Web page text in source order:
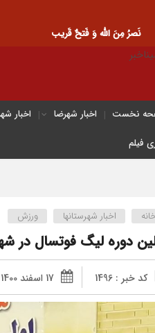
نَصرُ مِنَ الله وَ فَتحٌ قَریب
نخست اخبار شهرضا اخبار
فیلم
خانه اخبار شهرستانها ورزش
دوره لیگ فوتسال در
کد خبر : 1496 17 اسفند 1400 - 11:22